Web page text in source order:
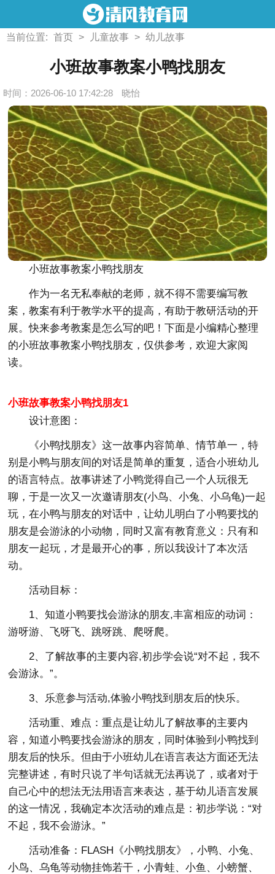
当前位置: 首页 > 儿童故事 > 幼儿故事
小班故事教案小鸭找朋友
时间：2026-06-10 17:42:28 晓怡
小班故事教案小鸭找朋友
作为一名无私奉献的老师，就不得不需要编写教
案，教案有利于教学水平的提高，有助于教研活动的开
展。快来参考教案是怎么写的吧！下面是小编精心整理
的小班故事教案小鸭找朋友，仅供参考，欢迎大家阅
读。
小班故事教案小鸭找朋友1
设计意图：
《小鸭找朋友》这一故事内容简单、情节单一，特
别是小鸭与朋友间的对话是简单的重复，适合小班幼儿
的语言特点。故事讲述了小鸭觉得自己一个人玩很无
聊，于是一次又一次邀请朋友(小鸟、小兔、小乌龟)一起
玩，在小鸭与朋友的对话中，让幼儿明白了小鸭要找的
朋友是会游泳的小动物，同时又富有教育意义：只有和
朋友一起玩，才是最开心的事，所以我设计了本次活
动。
活动目标：
1、知道小鸭要找会游泳的朋友,丰富相应的动词：
游呀游、飞呀飞、跳呀跳、爬呀爬。
2、了解故事的主要内容,初步学会说“对不起，我不
会游泳。”。
3、乐意参与活动,体验小鸭找到朋友后的快乐。
活动重、难点：重点是让幼儿了解故事的主要内
容，知道小鸭要找会游泳的朋友，同时体验到小鸭找到
朋友后的快乐。但由于小班幼儿在语言表达方面还无法
完整讲述，有时只说了半句话就无法再说了，或者对于
自己心中的想法无法用语言来表达，基于幼儿语言发展
的这一情况，我确定本次活动的难点是：初步学说：“对
不起，我不会游泳。”
活动准备：FLASH《小鸭找朋友》，小鸭、小兔、
小鸟、乌龟等动物挂饰若干，小青蛙、小鱼、小螃蟹、